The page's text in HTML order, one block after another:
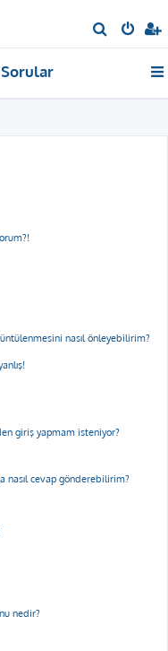
r
Sorular
nasıl önleyebilirim?
giriş yapmam isteniyor?
nasıl cevap gönderebilirim?
nedir?